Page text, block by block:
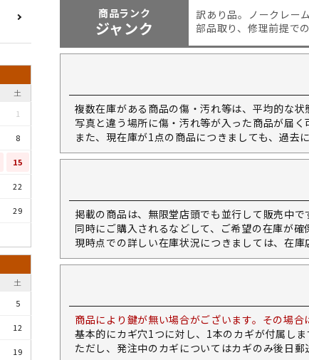
土
1
8
15
22
29
土
5
12
19
商品ランク
ジャンク
訳あり品。 ノークレー
部品取り、修理前提で
複数在庫がある商品の傷・汚れ等は、平均的な状
写真と違う場所に傷・汚れ等が入った商品が届く
また、現在庫が1点の商品につきましても、過去
掲載の商品は、無限堂店頭でも並行して販売中で
同時にご購入されるなどして、ご希望の在庫が確
現時点での詳しい在庫状況につきましては、在庫
商品により鍵が無い場合がございます。その場合
基本的にカギ穴1つに対し、1本のカギが付属し
ただし、発注中のカギについてはカギのみ後日郵